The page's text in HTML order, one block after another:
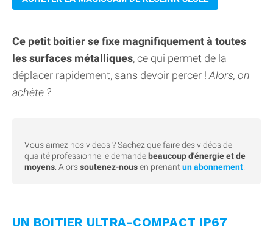
Ce petit boitier se fixe magnifiquement à toutes
les surfaces métalliques, ce qui permet de la
déplacer rapidement, sans devoir percer ! Alors, on
achète ?
Vous aimez nos videos ? Sachez que faire des vidéos de
qualité professionnelle demande beaucoup d'énergie et de
moyens . Alorssoutenez-nousen prenant un abonnement
UN BOITIER ULTRA-COMPACT IP67